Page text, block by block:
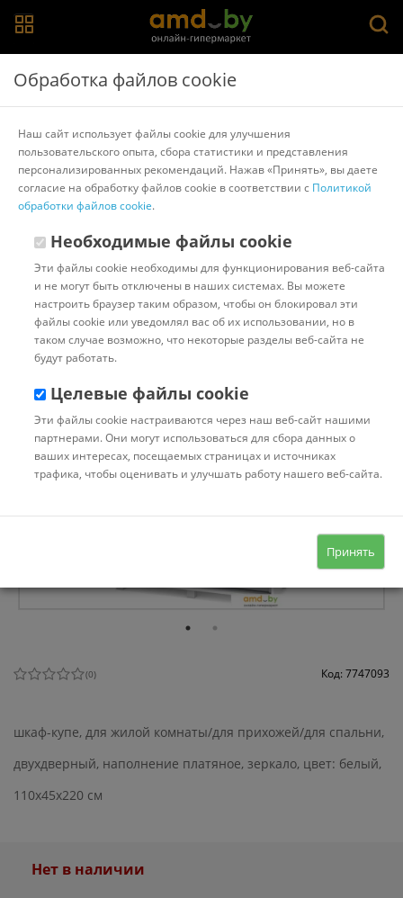
Главная > Каталог товаров Шкафы
Другие товары Modern
(0) Код: 7747093
шкаф-купе, для жилой комнаты/для прихожей/для спальни,
двухдверный, наполнение платяное, зеркало, цвет: белый,
110x45x220 см
Нет в наличии
Обработка файлов cookie
Наш сайт использует файлы cookie для улучшения
пользовательского опыта, сбора статистики и представления
персонализированных рекомендаций. Нажав «Принять», вы даете
согласие на обработку файлов cookie в соответствии с Политикой
обработки файлов cookie.
Необходимые файлы cookie
Эти файлы cookie необходимы для функционирования веб-сайта
и не могут быть отключены в наших системах. Вы можете
настроить браузер таким образом, чтобы он блокировал эти
файлы cookie или уведомлял вас об их использовании, но в
таком случае возможно, что некоторые разделы веб-сайта не
будут работать.
Целевые файлы cookie
Эти файлы cookie настраиваются через наш веб-сайт нашими
партнерами. Они могут использоваться для сбора данных о
ваших интересах, посещаемых страницах и источниках
трафика, чтобы оценивать и улучшать работу нашего веб-сайта.
Принять